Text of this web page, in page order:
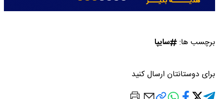
برچسب ها: سایپا
برای دوستانتان ارسال کنید